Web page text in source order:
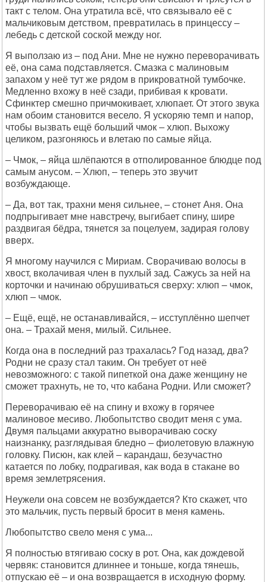
такт с телом. Она утратила всё, что связывало её с
мальчиковым детством, превратилась в принцессу –
лебедь с детской соской между ног.
Я выползаю из – под Ани. Мне не нужно переворачивать
её, она сама подставляется. Смазка с малиновым
запахом у неё тут же рядом в прикроватной тумбочке.
Медленно вхожу в неё сзади, прибивая к кровати.
Сфинктер смешно причмокивает, хлюпает. От этого звука
нам обоим становится весело. Я ускоряю темп и напор,
чтобы вызвать ещё больший чмок – хлюп. Выхожу
целиком, разгоняюсь и влетаю по самые яйца.
– Чмок, – яйца шлёпаются в отполированное блюдце под
самым анусом. – Хлюп, – теперь это звучит
возбуждающе.
– Да, вот так, трахни меня сильнее, – стонет Аня. Она
подпрыгивает мне навстречу, выгибает спину, шире
раздвигая бёдра, тянется за поцелуем, задирая голову
вверх.
Я многому научился с Мириам. Сворачиваю волосы в
хвост, вколачивая член в пухлый зад. Сажусь за ней на
корточки и начинаю обрушиваться сверху: хлюп – чмок,
хлюп – чмок.
– Ещё, ещё, не останавливайся, – исступлённо шепчет
она. – Трахай меня, милый. Сильнее.
Когда она в последний раз трахалась? Год назад, два?
Родни не сразу стал таким. Он требует от неё
невозможного: с такой пипеткой она даже женщину не
сможет трахнуть, не то, что кабана Родни. Или сможет?
Переворачиваю её на спину и вхожу в горячее
малиновое месиво. Любопытство сводит меня с ума.
Двумя пальцами аккуратно выворачиваю соску
наизнанку, разглядывая бледно – фиолетовую влажную
головку. Писюн, как клей – карандаш, безучастно
катается по лобку, подрагивая, как вода в стакане во
время землетрясения.
Неужели она совсем не возбуждается? Кто скажет, что
это мальчик, пусть первый бросит в меня камень.
Любопытство свело меня с ума...
Я полностью втягиваю соску в рот. Она, как дождевой
червяк: становится длиннее и тоньше, когда тянешь,
отпускаю её – и она возвращается в исходную форму.